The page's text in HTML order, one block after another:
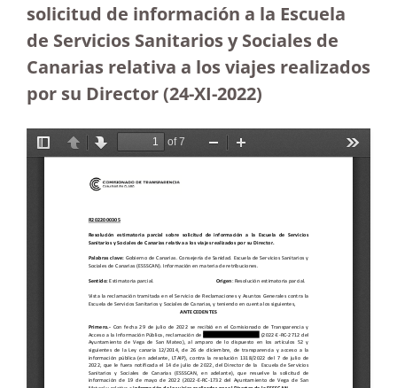
solicitud de información a la Escuela
de Servicios Sanitarios y Sociales de
Canarias relativa a los viajes realizados
por su Director (24-XI-2022)